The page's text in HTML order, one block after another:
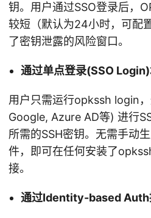
钥。用户通过SSO登录后，
较短（默认为24小时，可配
了密钥泄露的风险窗口。
通过单点登录(SSO
用户只需运行opkssh login
Google, Azure AD等) 进行
所需的SSH密钥。无需手动
件，即可在任何安装了
接。
通过Identity-based Auth